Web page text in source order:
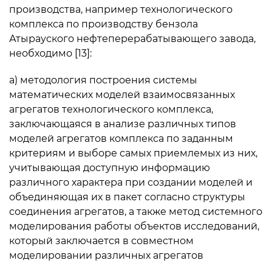
производства, например технологического
комплекса по производству бензола
Атырауского нефтеперерабатывающего завода,
необходимо [13]:
а) методология построения системы
математических моделей взаимосвязанных
агрегатов технологического комплекса,
заключающаяся в анализе различных типов
моделей агрегатов комплекса по заданным
критериям и выборе самых приемлемых из них,
учитывающая доступную информацию
различного характера при создании моделей и
объединяющая их в пакет согласно структуры
соединения агрегатов, а также метод системного
моделирования работы объектов исследований,
который заключается в совместном
моделировании различных агрегатов